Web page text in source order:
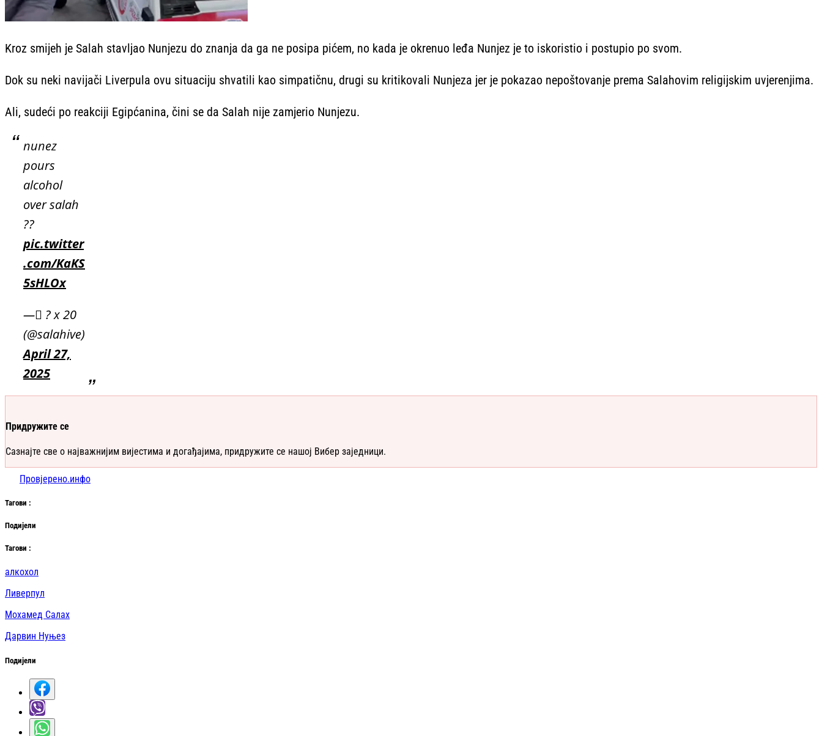
Kroz smijeh je Salah stavljao Nunjezu do znanja da ga ne posipa pićem, no kada je okrenuo leđa Nunjez je to iskoristio i postupio po svom.
Dok su neki navijači Liverpula ovu situaciju shvatili kao simpatičnu, drugi su kritikovali Nunjeza jer je pokazao nepoštovanje prema Salahovim religijskim uvjerenjima.
Ali, sudeći po reakciji Egipćanina, čini se da Salah nije zamjerio Nunjezu.
nunez
pours
alcohol
over salah
??
pic.twitter
.com/KaKS
5sHLOx
— ً? x 20
(@salahive)
April 27,
2025
Придружите се
Сазнајте све о најважнијим вијестима и догађајима, придружите се нашој Вибер заједници.
Провјерено.инфо
Тагови :
Подијели
Тагови :
алкохол
Ливерпул
Мохамед Салах
Дарвин Нуњез
Подијели